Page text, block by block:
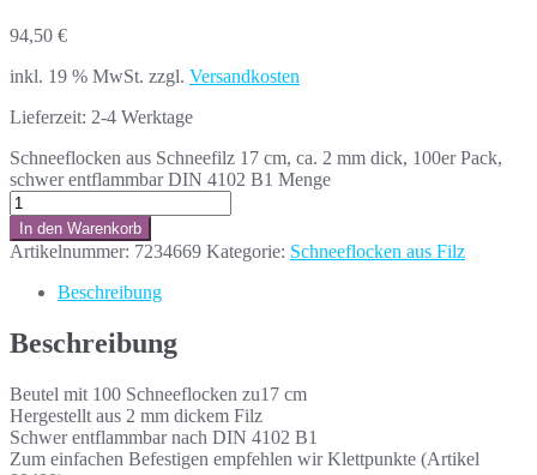
94,50 €
inkl. 19 % MwSt. zzgl. Versandkosten
Lieferzeit: 2-4 Werktage
Schneeflocken aus Schneefilz 17 cm, ca. 2 mm dick, 100er Pack,
schwer entflammbar DIN 4102 B1 Menge
In den Warenkorb
Artikelnummer: 7234669 Kategorie: Schneeflocken aus Filz
Beschreibung
Beschreibung
Beutel mit 100 Schneeflocken zu17 cm
Hergestellt aus 2 mm dickem Filz
Schwer entflammbar nach DIN 4102 B1
Zum einfachen Befestigen empfehlen wir Klettpunkte (Artikel